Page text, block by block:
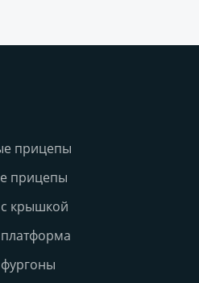
прицепы
прицепы
крышкой